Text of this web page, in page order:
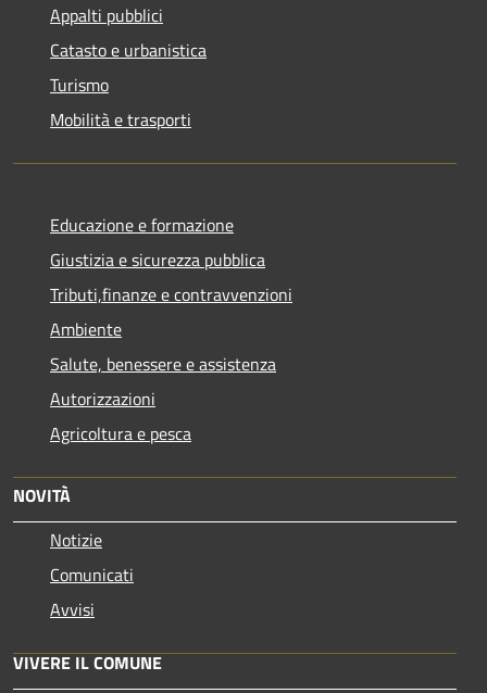
Appalti pubblici
Catasto e urbanistica
Turismo
Mobilità e trasporti
Educazione e formazione
Giustizia e sicurezza pubblica
Tributi,finanze e contravvenzioni
Ambiente
Salute, benessere e assistenza
Autorizzazioni
Agricoltura e pesca
NOVITÀ
Notizie
Comunicati
Avvisi
VIVERE IL COMUNE